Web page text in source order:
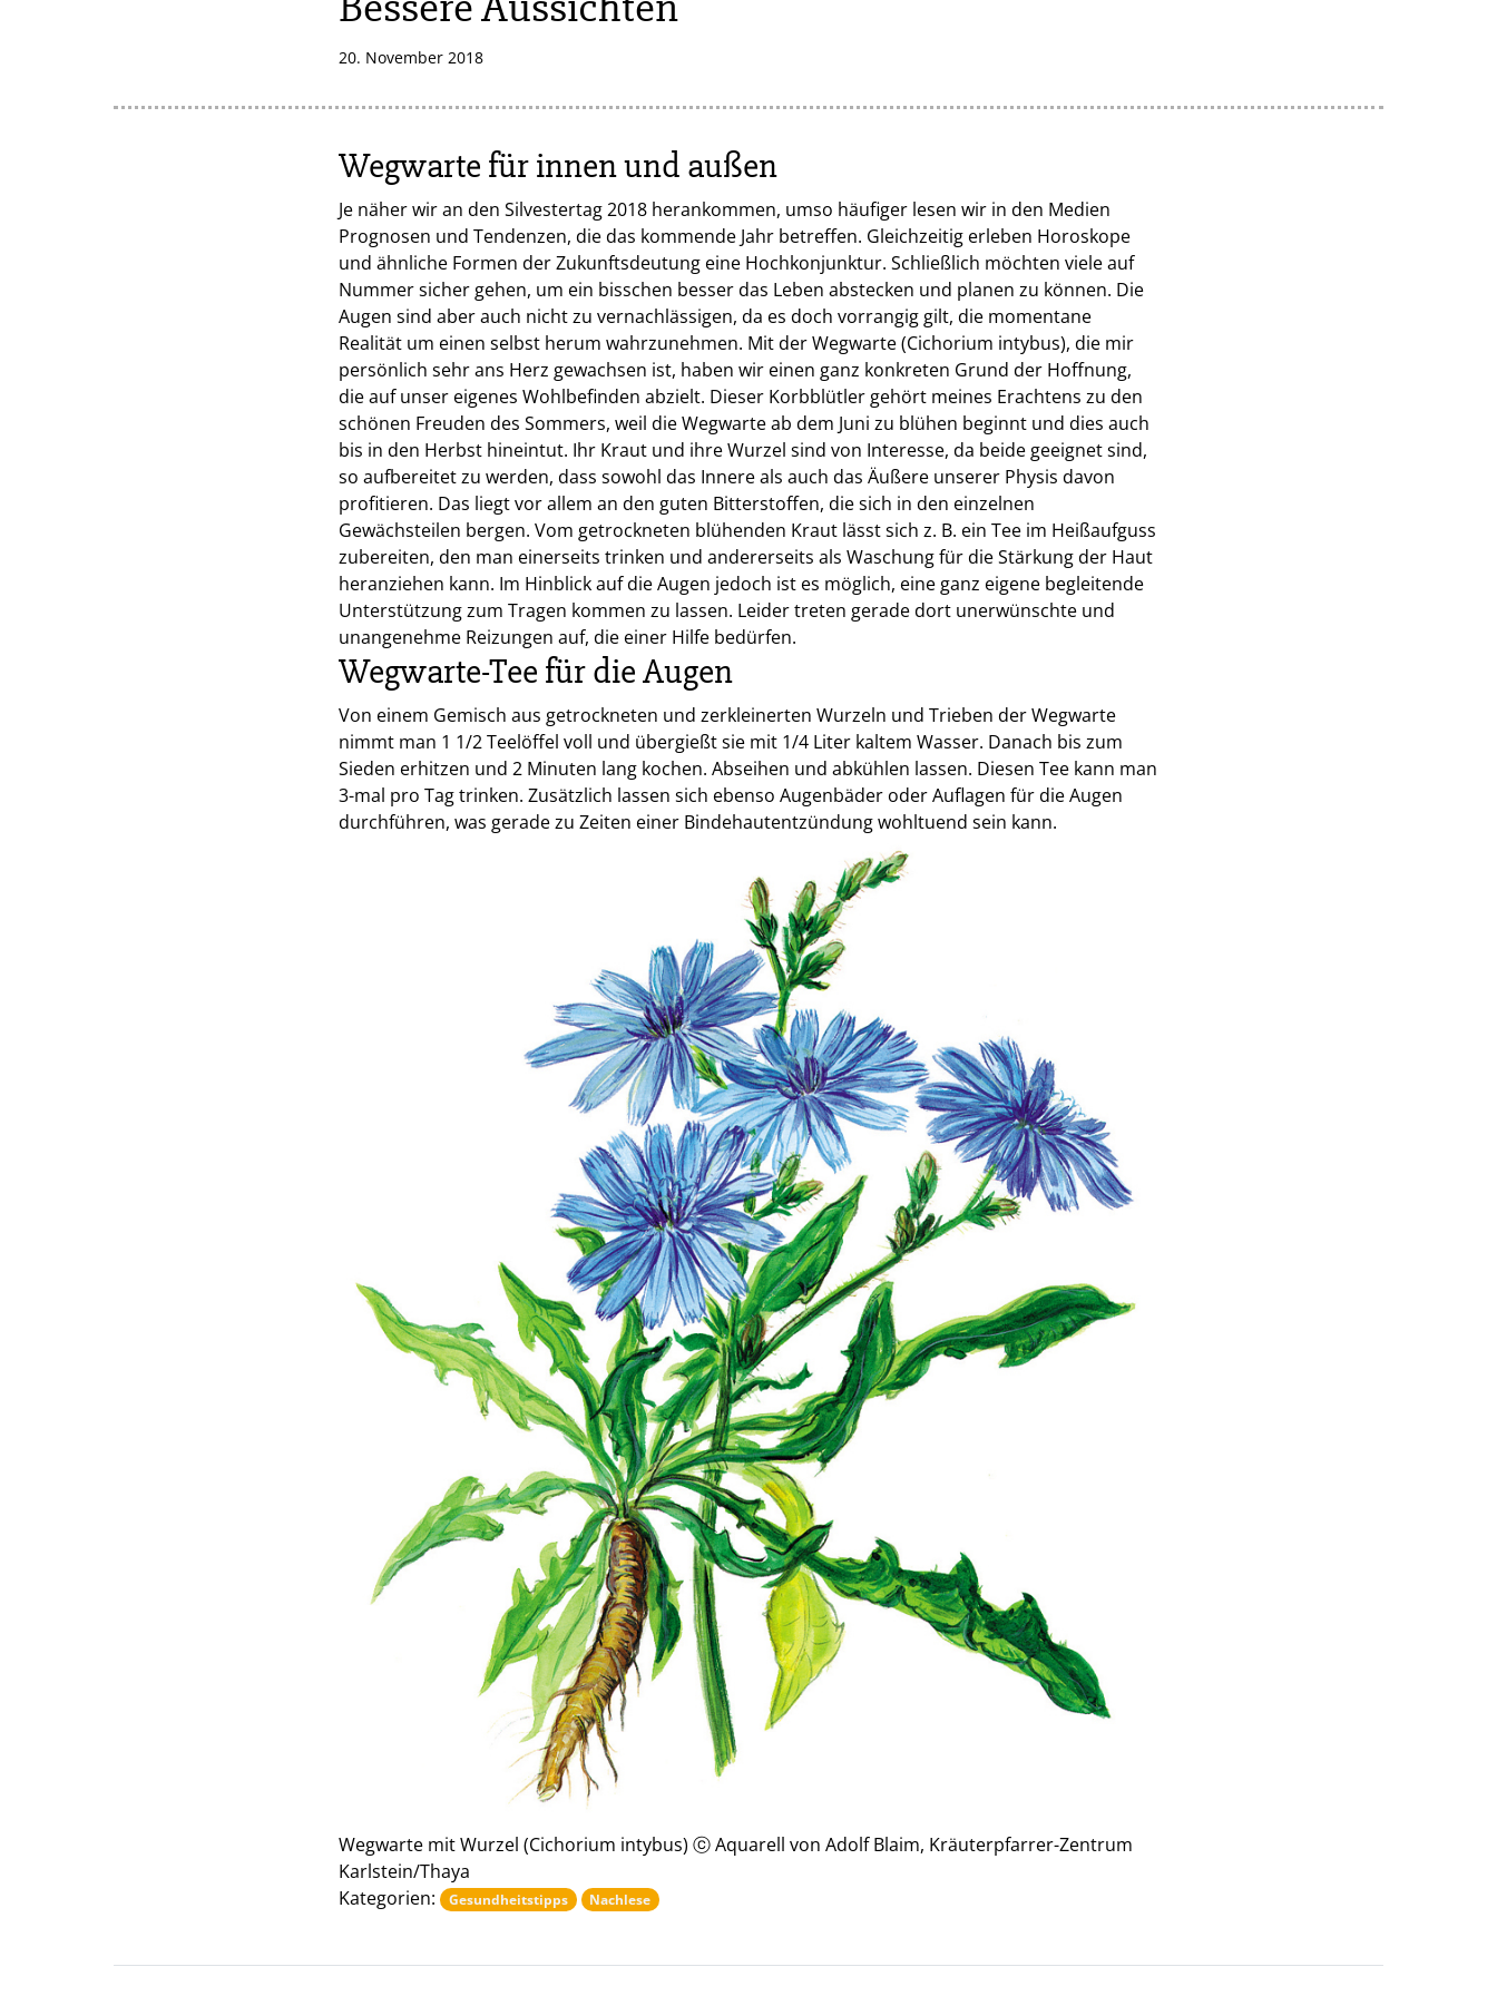
20. November 2018
Wegwarte für innen und außen
Je näher wir an den Silvestertag 2018 herankommen, umso häufiger lesen wir in den Medien
Prognosen und Tendenzen, die das kommende Jahr betreffen. Gleichzeitig erleben Horoskope
und ähnliche Formen der Zukunftsdeutung eine Hochkonjunktur. Schließlich möchten viele auf
Nummer sicher gehen, um ein bisschen besser das Leben abstecken und planen zu können. Die
Augen sind aber auch nicht zu vernachlässigen, da es doch vorrangig gilt, die momentane
Realität um einen selbst herum wahrzunehmen. Mit der Wegwarte (Cichorium intybus), die mir
persönlich sehr ans Herz gewachsen ist, haben wir einen ganz konkreten Grund der Hoffnung,
die auf unser eigenes Wohlbefinden abzielt. Dieser Korbblütler gehört meines Erachtens zu den
schönen Freuden des Sommers, weil die Wegwarte ab dem Juni zu blühen beginnt und dies auch
bis in den Herbst hineintut. Ihr Kraut und ihre Wurzel sind von Interesse, da beide geeignet sind,
so aufbereitet zu werden, dass sowohl das Innere als auch das Äußere unserer Physis davon
profitieren. Das liegt vor allem an den guten Bitterstoffen, die sich in den einzelnen
Gewächsteilen bergen. Vom getrockneten blühenden Kraut lässt sich z. B. ein Tee im Heißaufguss
zubereiten, den man einerseits trinken und andererseits als Waschung für die Stärkung der Haut
heranziehen kann. Im Hinblick auf die Augen jedoch ist es möglich, eine ganz eigene begleitende
Unterstützung zum Tragen kommen zu lassen. Leider treten gerade dort unerwünschte und
unangenehme Reizungen auf, die einer Hilfe bedürfen.
Wegwarte-Tee für die Augen
Von einem Gemisch aus getrockneten und zerkleinerten Wurzeln und Trieben der Wegwarte
nimmt man 1 1/2 Teelöffel voll und übergießt sie mit 1/4 Liter kaltem Wasser. Danach bis zum
Sieden erhitzen und 2 Minuten lang kochen. Abseihen und abkühlen lassen. Diesen Tee kann man
3-mal pro Tag trinken. Zusätzlich lassen sich ebenso Augenbäder oder Auflagen für die Augen
durchführen, was gerade zu Zeiten einer Bindehautentzündung wohltuend sein kann.
Wegwarte mit Wurzel (Cichorium intybus) ⓒ Aquarell von Adolf Blaim, Kräuterpfarrer-Zentrum
Karlstein/Thaya
Kategorien:
Gesundheitstipps Nachlese